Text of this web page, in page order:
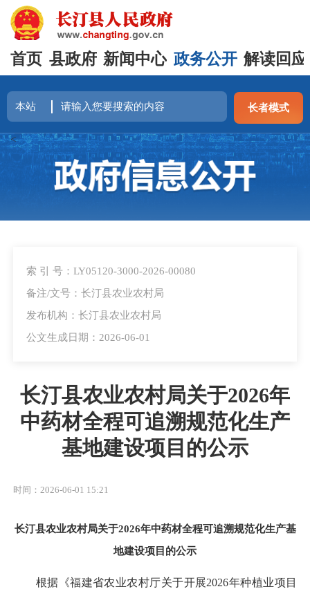
首页 县政府 新闻中心 政务公开 解读回应
长者模式
<
索 引 号：LY05120-3000-2026-00080
备注/文号：长汀县农业农村局
发布机构：长汀县农业农村局
公文生成日期：2026-06-01
长汀县农业农村局关于2026年
中药材全程可追溯规范化生产
基地建设项目的公示
时间：2026-06-01 15:21
长汀县农业农村局关于2026年中药材全程可追溯规范化生产基
地建设项目的公示
根据《福建省农业农村厅关于开展2026年种植业项目